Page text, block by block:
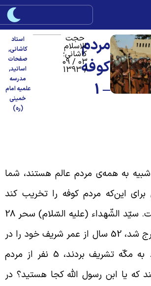
مردم
کوفه
– 1
حجت
الاسلام
کاشانی؛
03 / 09
/ 1393
استاد
کاشانی,
صفحات
اساتید,
مدرسه
علمیه امام
خمینی
(ره)
به همه‌ی مردم عالم هستند، شما
این‌که مردم کوفه را تخریب کند
حرف‌هایی زده است. سیّد الشّهداء (علیه السّلام) سحر 28
رجب از مدینه خارج شد، 52 سال از عمر شریف خود را در
مدینه بوده است. به مکّه تشریف بردند، 5 نفر از مردم
که یا ابن رسول الله کجا هستید؟ در